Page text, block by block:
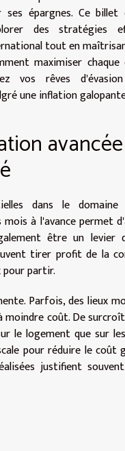
ses épargnes. Ce
des stratégies
tout en
maximiser chaque
vos rêves
une inflation
dans le domaine
à l'avance permet
être un levier
tirer profit de la
partir.
Parfois, des lieux
coût. De
le logement que sur
pour réduire le coût
justifient